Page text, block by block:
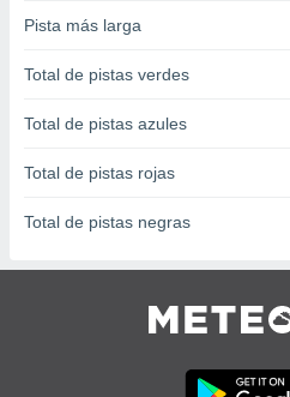
Pista más larga
Total de pistas verdes
Total de pistas azules
Total de pistas rojas
Total de pistas negras